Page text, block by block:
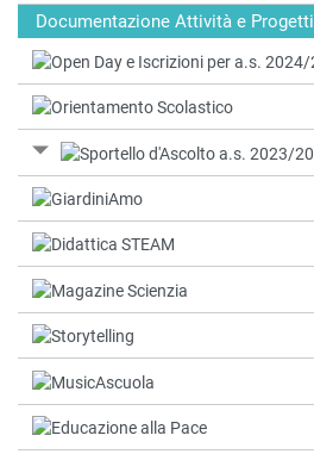
Documentazione Attività e Progetti